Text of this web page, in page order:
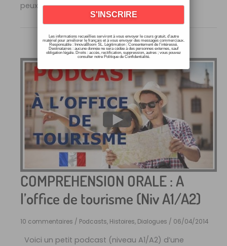
peux te
COMPREHENSION ORALE : A
l’office de tourisme (Niv A1/A2)
10 commentaires / Podcasts, Histoires, Dialogues / 06/04/2014
Voici un petit podcast (niveau A1/A2) d’une
Les informations recueillies serviront à vous envoyer le cours gratuit, d’autre
matériel pour améliorer le français et à vous envoyer des messages commerciaux.
Responsable : InnovaBloom SL. Légitimation : Consentement de l’intéressé.
Destinataires : aucune donnée ne sera cédée à des personnes externes, sauf
obligation légale. Droits : accès, rectification, suppression, autres ; vous pouvez
consulter notre Politique de Confidentialité.